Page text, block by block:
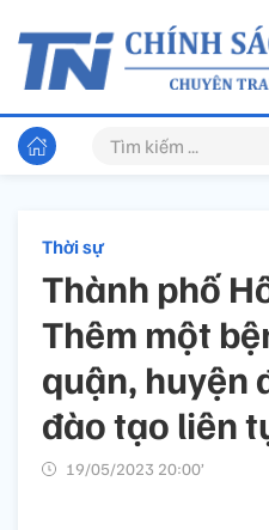
Thời sự
Thành phố
Thêm một
quận, huyện
đào tạo liên
19/05/2023 20:00’